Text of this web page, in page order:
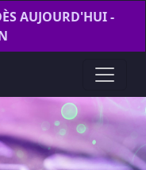
AUJOURD'HUI -